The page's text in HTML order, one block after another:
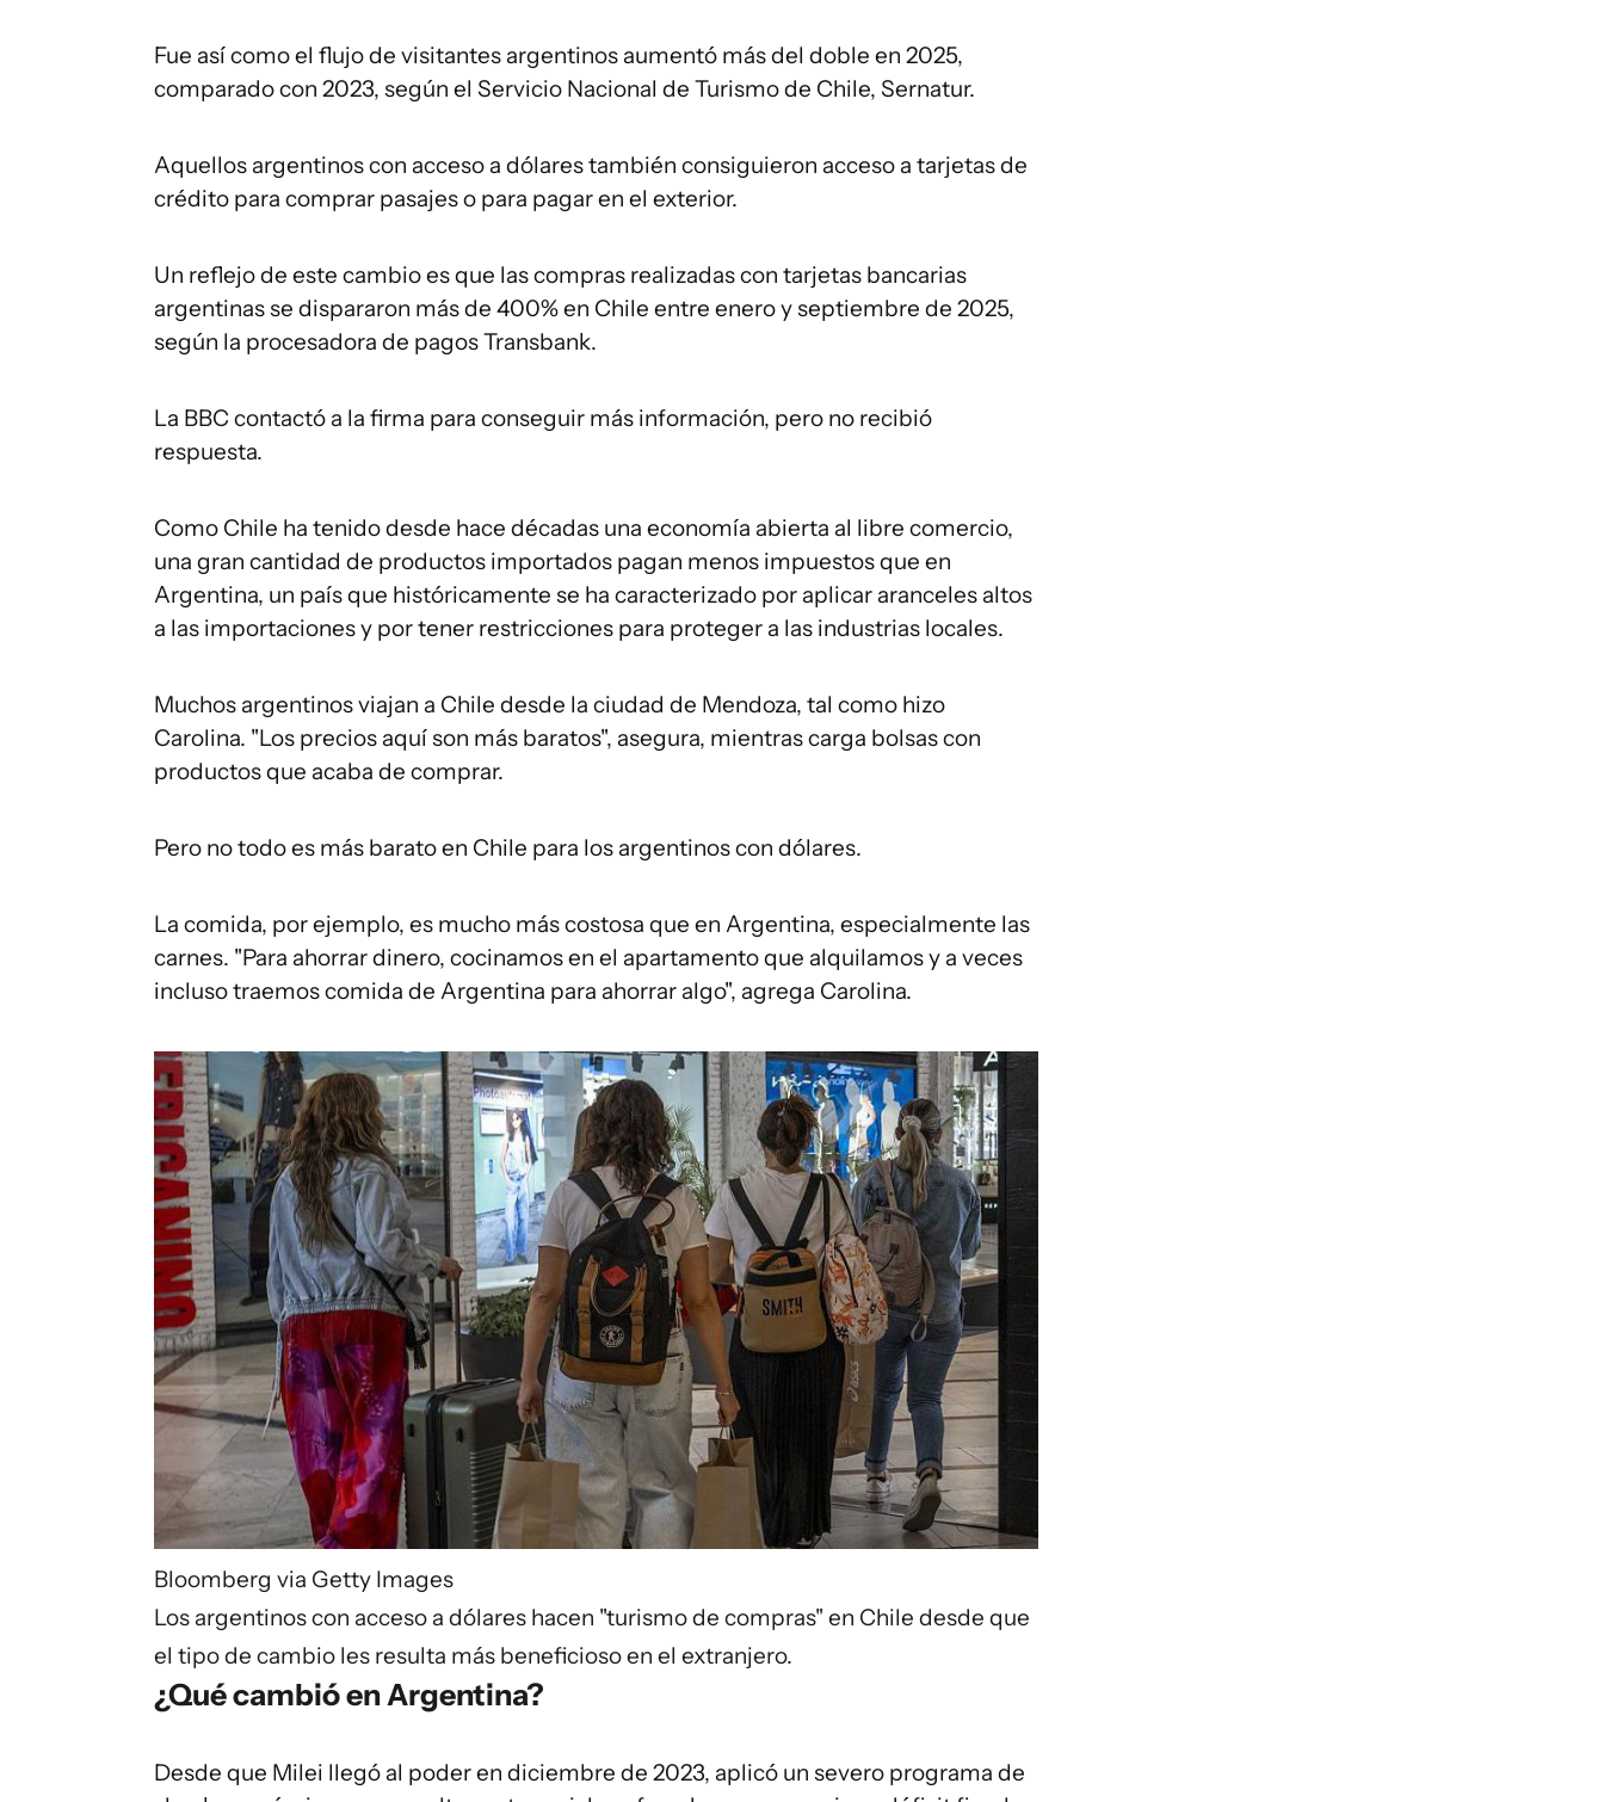
Fue así como el flujo de visitantes argentinos aumentó más del doble en 2025,
comparado con 2023, según el Servicio Nacional de Turismo de Chile, Sernatur.
Aquellos argentinos con acceso a dólares también consiguieron acceso a tarjetas de
crédito para comprar pasajes o para pagar en el exterior.
Un reflejo de este cambio es que las compras realizadas con tarjetas bancarias
argentinas se dispararon más de 400% en Chile entre enero y septiembre de 2025,
según la procesadora de pagos Transbank.
La BBC contactó a la firma para conseguir más información, pero no recibió
respuesta.
Como Chile ha tenido desde hace décadas una economía abierta al libre comercio,
una gran cantidad de productos importados pagan menos impuestos que en
Argentina, un país que históricamente se ha caracterizado por aplicar aranceles altos
a las importaciones y por tener restricciones para proteger a las industrias locales.
Muchos argentinos viajan a Chile desde la ciudad de Mendoza, tal como hizo
Carolina. "Los precios aquí son más baratos", asegura, mientras carga bolsas con
productos que acaba de comprar.
Pero no todo es más barato en Chile para los argentinos con dólares.
La comida, por ejemplo, es mucho más costosa que en Argentina, especialmente las
carnes. "Para ahorrar dinero, cocinamos en el apartamento que alquilamos y a veces
incluso traemos comida de Argentina para ahorrar algo", agrega Carolina.
Bloomberg via Getty Images
Los argentinos con acceso a dólares hacen "turismo de compras" en Chile desde que
el tipo de cambio les resulta más beneficioso en el extranjero.
¿Qué cambió en Argentina?
Desde que Milei llegó al poder en diciembre de 2023, aplicó un severo programa de